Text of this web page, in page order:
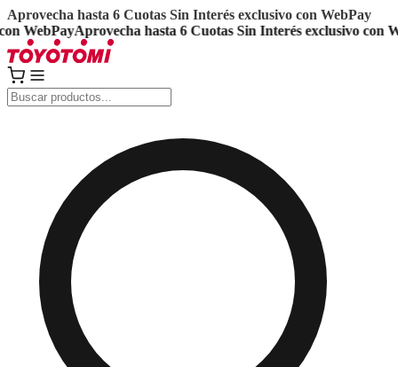
Aprovecha hasta 6 Cuotas Sin Interés exclusivo con WebPay
Aprovecha hasta 6 Cuotas Sin Interés exclusivo con